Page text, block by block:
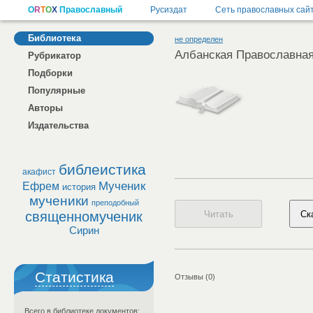
Библиотека
Рубрикатор
Подборки
Популярные
Авторы
Издательства
акафист библеистика
Ефрем история Мученик
мученики преподобный
священномученик
Сирин
Статистика
Всего в библиотеке документов:
не определен
Албанская
Отзывы (0)